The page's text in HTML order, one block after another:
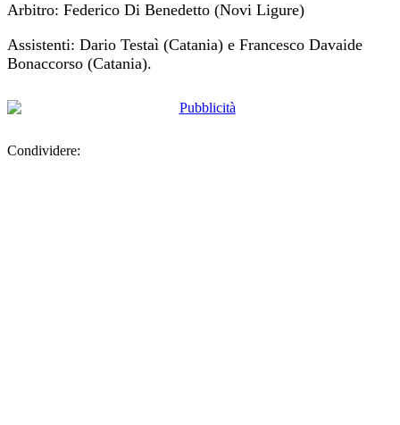
Arbitro: Federico Di Benedetto (Novi Ligure)
Assistenti: Dario Testaì (Catania) e Francesco Davaide
Bonaccorso (Catania).
Condividere: